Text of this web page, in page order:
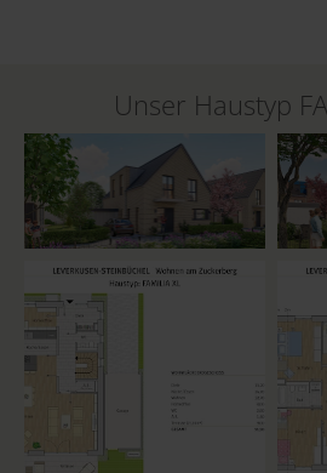
Unser Haustyp